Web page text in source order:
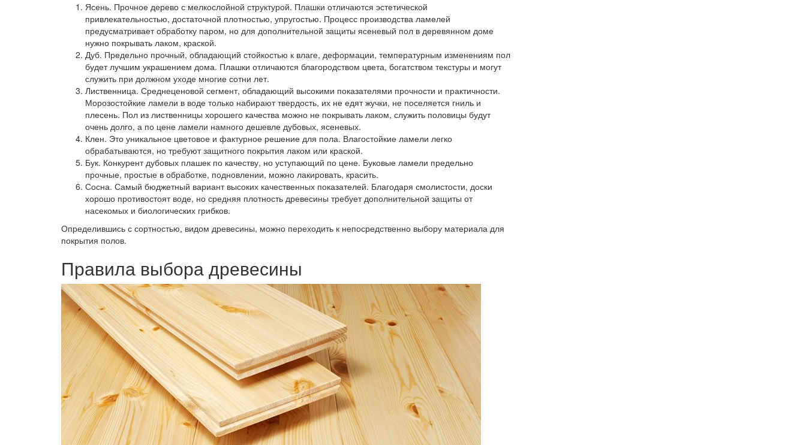
Ясень. Прочное дерево с мелкослойной структурой. Плашки отличаются эстетической
привлекательностью, достаточной плотностью, упругостью. Процесс производства ламелей
предусматривает обработку паром, но для дополнительной защиты ясеневый пол в деревянном доме
нужно покрывать лаком, краской.
Дуб. Предельно прочный, обладающий стойкостью к влаге, деформации, температурным изменениям пол
будет лучшим украшением дома. Плашки отличаются благородством цвета, богатством текстуры и могут
служить при должном уходе многие сотни лет.
Лиственница. Среднеценовой сегмент, обладающий высокими показателями прочности и практичности.
Морозостойкие ламели в воде только набирают твердость, их не едят жучки, не поселяется гниль и
плесень. Пол из лиственницы хорошего качества можно не покрывать лаком, служить половицы будут
очень долго, а по цене ламели намного дешевле дубовых, ясеневых.
Клен. Это уникальное цветовое и фактурное решение для пола. Влагостойкие ламели легко
обрабатываются, но требуют защитного покрытия лаком или краской.
Бук. Конкурент дубовых плашек по качеству, но уступающий по цене. Буковые ламели предельно
прочные, простые в обработке, подновлении, можно лакировать, красить.
Сосна. Самый бюджетный вариант высоких качественных показателей. Благодаря смолистости, доски
хорошо противостоят воде, но средняя плотность древесины требует дополнительной защиты от
насекомых и биологических грибков.
Определившись с сортностью, видом древесины, можно переходить к непосредственно выбору материала для
покрытия полов.
Правила выбора древесины